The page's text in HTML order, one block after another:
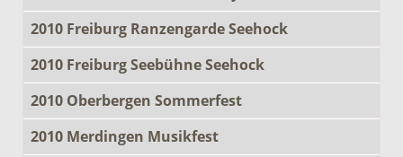
2010 Freiburg Ranzengarde Seehock
2010 Freiburg Seebühne Seehock
2010 Oberbergen Sommerfest
2010 Merdingen Musikfest